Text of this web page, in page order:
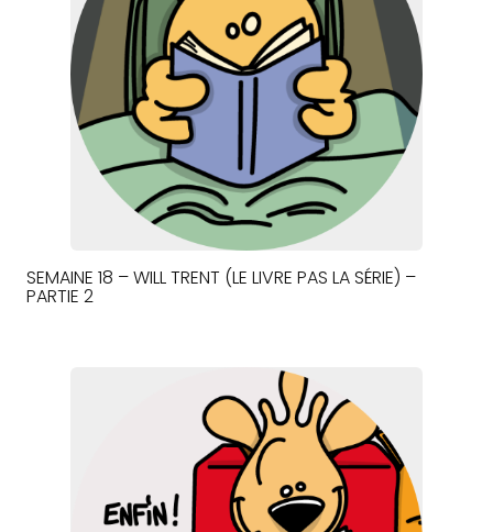
SEMAINE 18 – WILL TRENT (LE LIVRE PAS LA SÉRIE) –
PARTIE 2